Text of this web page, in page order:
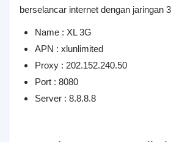
berselancar internet dengan jaringan
Name : XL 3G
APN : xlunlimited
Proxy : 202.152.240.50
Port : 8080
Server : 8.8.8.8